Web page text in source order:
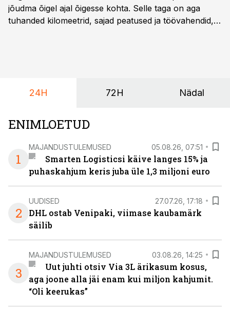
jõudma õigel ajal õigesse kohta. Selle taga on aga
tuhanded kilomeetrid, sajad peatused ja töövahendid,
24H 72H Nädal
ENIMLOETUD
1
MAJANDUSTULEMUSED 05.08.26, 07:51
Smarten Logisticsi käive langes 15% ja
puhaskahjum keris juba üle 1,3 miljoni euro
2
UUDISED 27.07.26, 17:18
DHL ostab Venipaki, viimase kaubamärk
säilib
3
MAJANDUSTULEMUSED 03.08.26, 14:25
Uut juhti otsiv Via 3L ärikasum kosus,
aga joone alla jäi enam kui miljon kahjumit.
“Oli keerukas”